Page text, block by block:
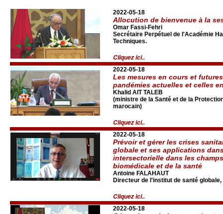
2022-05-18
Allocution de bienvenue à la
Omar Fassi-Fehri
Secrétaire Perpétuel de l'Académie
Techniques.
Cliquez ici..
2022-05-18
Les mesures en cours et
pandémies actuelles et celles
Khalid AIT TALEB
(ministre de la Santé et de la
marocain)
Cliquez ici..
2022-05-18
Prévoir et gérer les crises
globale et ses applications
intersectorielle dans les
biomédicale et de la santé
Antoine FALAHAUT
Directeur de l'institut de santé
Cliquez ici..
2022-05-18